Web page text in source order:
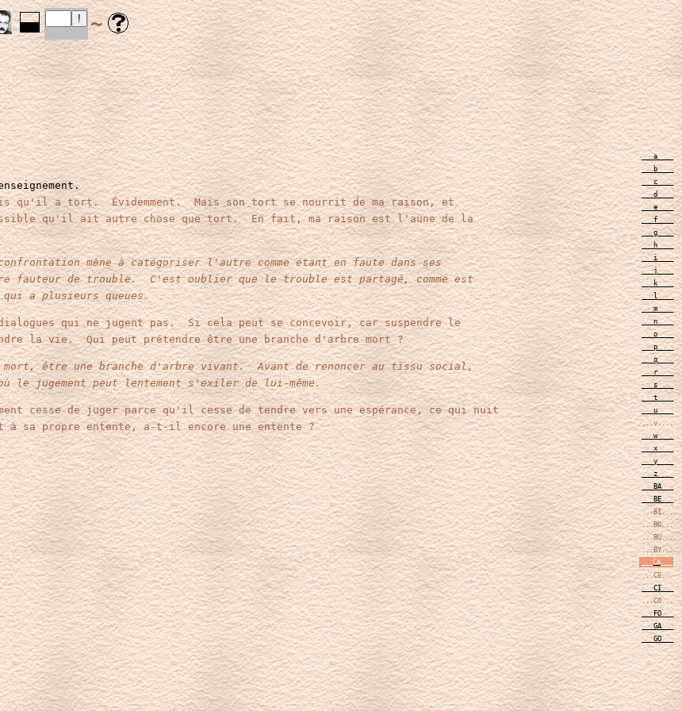
~
qu'il a tort. Évidemment. Mais son tort se nourrit de ma raison, et
qu'il ait autre chose que tort. En fait, ma raison est l'aune de la
mène à catégoriser l'autre comme étant en faute dans ses
fauteur de trouble. C'est oublier que le trouble est partagé, comme est
a plusieurs queues.
qui ne jugent pas. Si cela peut se concevoir, car suspendre le
la vie. Qui peut prétendre être une branche d'arbre mort ?
mort, être une branche d'arbre vivant. Avant de renoncer au tissu social,
où le jugement peut lentement s'exiler de lui-même.
cesse de juger parce qu'il cesse de tendre vers une espérance, ce qui nuit
sa propre entente, a-t-il encore une entente ?
___a____
___b____
___c____
___d____
___e____
___f____
___g____
___h____
___i____
___j____
___k____
___l____
___m____
___n____
___o____
___p____
___q____
___r____
___s____
___t____
___u____
...v....
___w____
___x____
___y____
___z____
___BA___
___BE___
...BI...
...BO...
...BU...
...BY...
___CA___
...CE...
___CI___
...CO...
___FO___
___GA___
___GO___